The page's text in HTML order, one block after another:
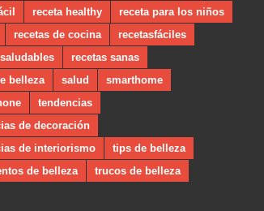
receta healthy
receta para los niños
recetas de cocina
recetasfáciles
recetas sanas
belleza
salud
smarthome
tendencias
de decoración
de interiorismo
tips de belleza
de belleza
trucos de belleza